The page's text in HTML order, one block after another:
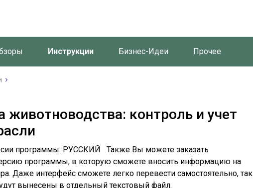
Инструкции Бизнес-Идеи Прочее
животноводства: контроль и учет
программы: РУССКИЙ Также Вы можете заказать
программы, в которую сможете вносить информацию на
интерфейс сможете легко перевести самостоятельно, так
вынесены в отдельный текстовый файл.